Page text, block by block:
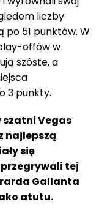
liczby
po 51 punktów. W
offów w
szóste, a
3 punkty.
szatni Vegas
najlepszą
się
przegrywali tej
Gallanta
atutu.